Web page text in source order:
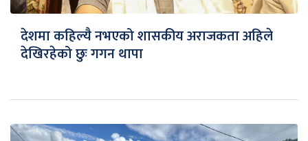
देशमा कहिल्यै नभएको शासकीय अराजकता अहिले
देखिरहेको छुः गगन थापा